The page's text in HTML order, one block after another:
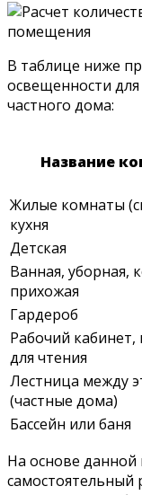
В таблице ниже
освещенности
частного дома:
Название
Жилые комнаты
кухня
Детская
Ванная, уборная,
прихожая
Гардероб
Рабочий кабинет,
для чтения
Лестница между
(частные дома)
Бассейн или баня
На основе
самостоятельный